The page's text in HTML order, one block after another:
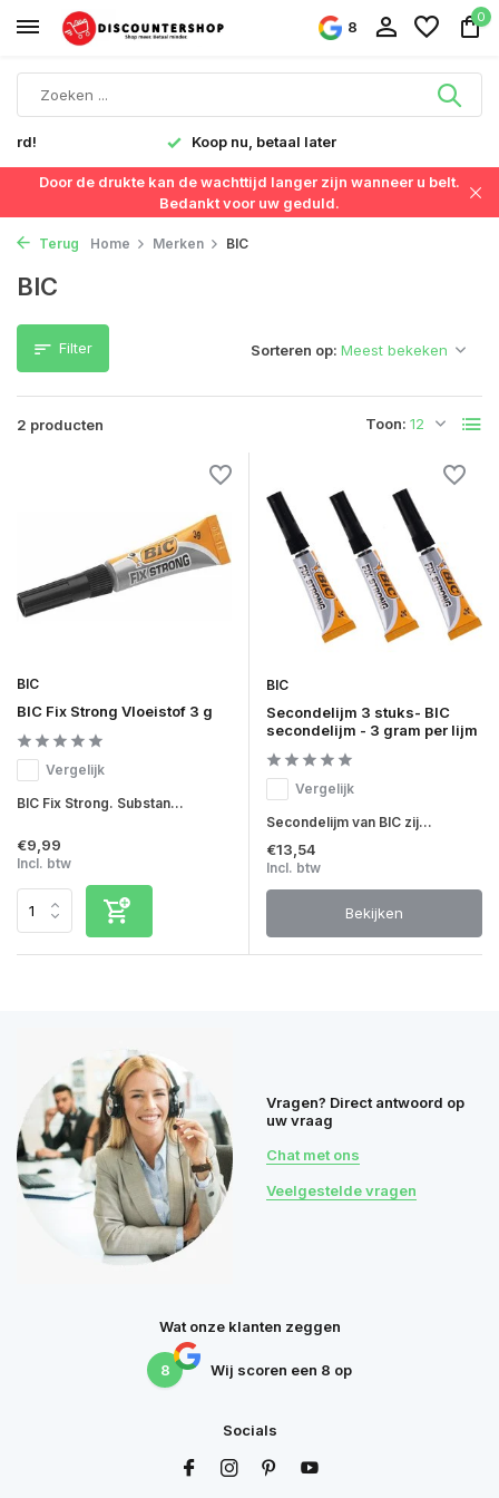
8
0
Koop nu, betaal later
Door de drukte kan de wachttijd langer zijn wanneer u belt.
Bedankt voor uw geduld.
Terug Home Merken BIC
BIC
Filter
2 producten Toon:
Sorteren op:
BIC
BIC Fix Strong Vloeistof 3 g
Vergelijk
BIC Fix Strong. Substan...
€9,99
Incl. btw
BIC
Secondelijm 3 stuks- BIC
secondelijm - 3 gram per lijm
Vergelijk
Secondelijm van BIC zij...
€13,54
Incl. btw
Bekijken
Vragen? Direct antwoord op
uw vraag
Chat met ons
Veelgestelde vragen
Wat onze klanten zeggen
8 Wij scoren een 8 op
Socials